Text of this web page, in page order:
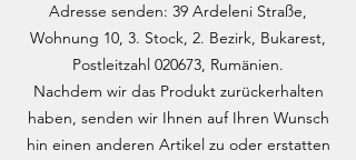
Adresse senden: 39 Ardeleni Straße,
Wohnung 10, 3. Stock, 2. Bezirk, Bukarest,
Postleitzahl 020673, Rumänien.
Nachdem wir das Produkt zurückerhalten
haben, senden wir Ihnen auf Ihren Wunsch
hin einen anderen Artikel zu oder erstatten